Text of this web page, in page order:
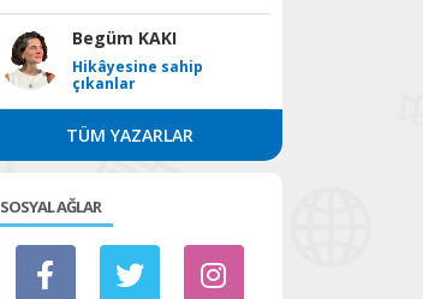
Begüm KAKI
Hikâyesine sahip
çıkanlar
TÜM YAZARLAR
SOSYAL AĞLAR